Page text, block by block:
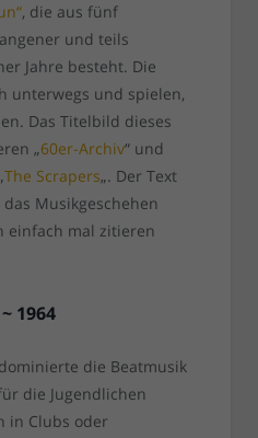
, die aus fünf
und teils
Jahre besteht. Die
unterwegs und spielen,
Das Titelbild dieses
„60er-Archiv“ und
The Scrapers„. Der Text
Musikgeschehen
einfach mal zitieren
1964
die Beatmusik
die Jugendlichen
in Clubs oder